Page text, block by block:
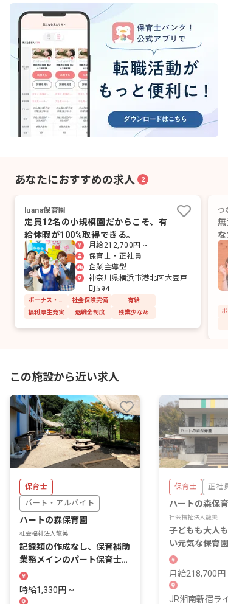
あなたにおすすめの求人 2
luana保育園
定員12名の小規模園だからこそ、有
給休暇が100%取得できる。
月給212,700円 ~
保育士・正社員
企業主導型
神奈川県横浜市港北区大豆戸
町594
社会保険完備
有給
福利厚生充実
退職金制度 残業少なめ
つ
集
この施設から近い求人
保育士
パート・アルバイト
ハートの森保育園
社会福祉法人龍美
記録類の作成なし、保育補助
業務メインのパート保育士を
募集！経験不問
時給1,330円 ~
保育士 正社員
ハートの森保育
社会福祉法人龍美
子どもも大人
い元気な保育
子育て中の方も
月給218,700
JR湘南新宿ラ